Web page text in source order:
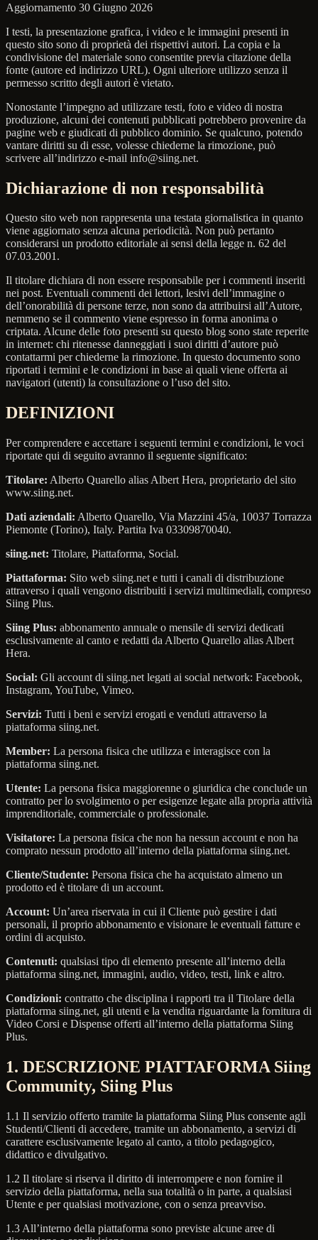
Aggiornamento 30 Giugno 2026
I testi, la presentazione grafica, i video e le immagini presenti in
questo sito sono di proprietà dei rispettivi autori. La copia e la
condivisione del materiale sono consentite previa citazione della
fonte (autore ed indirizzo URL). Ogni ulteriore utilizzo senza il
permesso scritto degli autori è vietato.
Nonostante l’impegno ad utilizzare testi, foto e video di nostra
produzione, alcuni dei contenuti pubblicati potrebbero provenire da
pagine web e giudicati di pubblico dominio. Se qualcuno, potendo
vantare diritti su di esse, volesse chiederne la rimozione, può
scrivere all’indirizzo e-mail info@siing.net.
Dichiarazione di non responsabilità
Questo sito web non rappresenta una testata giornalistica in quanto
viene aggiornato senza alcuna periodicità. Non può pertanto
considerarsi un prodotto editoriale ai sensi della legge n. 62 del
07.03.2001.
Il titolare dichiara di non essere responsabile per i commenti inseriti
nei post. Eventuali commenti dei lettori, lesivi dell’immagine o
dell’onorabilità di persone terze, non sono da attribuirsi all’Autore,
nemmeno se il commento viene espresso in forma anonima o
criptata. Alcune delle foto presenti su questo blog sono state reperite
in internet: chi ritenesse danneggiati i suoi diritti d’autore può
contattarmi per chiederne la rimozione. In questo documento sono
riportati i termini e le condizioni in base ai quali viene offerta ai
navigatori (utenti) la consultazione o l’uso del sito.
DEFINIZIONI
Per comprendere e accettare i seguenti termini e condizioni, le voci
riportate qui di seguito avranno il seguente significato:
Titolare: Alberto Quarello alias Albert Hera, proprietario del sito
www.siing.net.
Dati aziendali: Alberto Quarello, Via Mazzini 45/a, 10037 Torrazza
Piemonte (Torino), Italy. Partita Iva 03309870040.
siing.net: Titolare, Piattaforma, Social.
Piattaforma: Sito web siing.net e tutti i canali di distribuzione
attraverso i quali vengono distribuiti i servizi multimediali, compreso
Siing Plus.
Siing Plus: abbonamento annuale o mensile di servizi dedicati
esclusivamente al canto e redatti da Alberto Quarello alias Albert
Hera.
Social: Gli account di siing.net legati ai social network: Facebook,
Instagram, YouTube, Vimeo.
Servizi: Tutti i beni e servizi erogati e venduti attraverso la
piattaforma siing.net.
Member: La persona fisica che utilizza e interagisce con la
piattaforma siing.net.
Utente: La persona fisica maggiorenne o giuridica che conclude un
contratto per lo svolgimento o per esigenze legate alla propria attività
imprenditoriale, commerciale o professionale.
Visitatore: La persona fisica che non ha nessun account e non ha
comprato nessun prodotto all’interno della piattaforma siing.net.
Cliente/Studente: Persona fisica che ha acquistato almeno un
prodotto ed è titolare di un account.
Account: Un’area riservata in cui il Cliente può gestire i dati
personali, il proprio abbonamento e visionare le eventuali fatture e
ordini di acquisto.
Contenuti: qualsiasi tipo di elemento presente all’interno della
piattaforma siing.net, immagini, audio, video, testi, link e altro.
Condizioni: contratto che disciplina i rapporti tra il Titolare della
piattaforma siing.net, gli utenti e la vendita riguardante la fornitura di
Video Corsi e Dispense offerti all’interno della piattaforma Siing
Plus.
1. DESCRIZIONE PIATTAFORMA Siing
Community, Siing Plus
1.1 Il servizio offerto tramite la piattaforma Siing Plus consente agli
Studenti/Clienti di accedere, tramite un abbonamento, a servizi di
carattere esclusivamente legato al canto, a titolo pedagogico,
didattico e divulgativo.
1.2 Il titolare si riserva il diritto di interrompere e non fornire il
servizio della piattaforma, nella sua totalità o in parte, a qualsiasi
Utente e per qualsiasi motivazione, con o senza preavviso.
1.3 All’interno della piattaforma sono previste alcune aree di